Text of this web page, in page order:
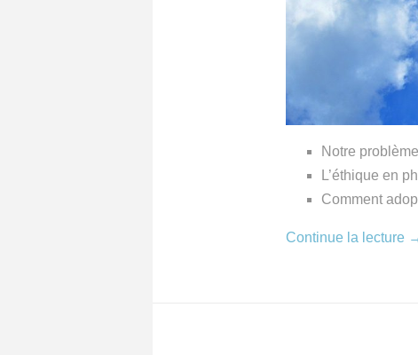
Notre
L’éthique en
Comment
Continue la lecture